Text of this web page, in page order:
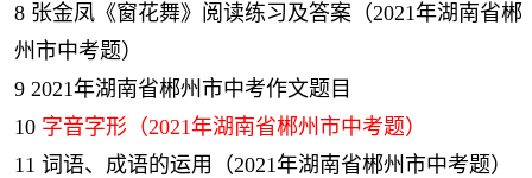
8 张金凤《窗花舞》阅读练习及答案（2021年湖南省郴
州市中考题）
9 2021年湖南省郴州市中考作文题目
10 字音字形（2021年湖南省郴州市中考题）
11 词语、成语的运用（2021年湖南省郴州市中考题）